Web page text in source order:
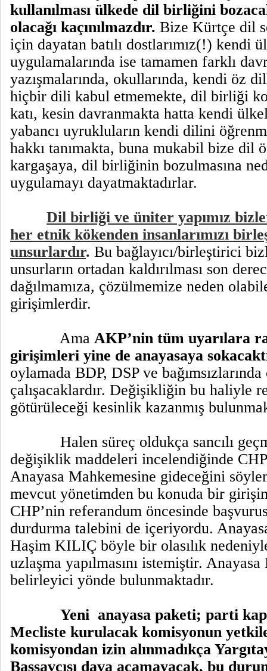
kullanılması ülkede dil birliğini
olacağı kaçınılmazdır. Bize Kürtçe dil
için dayatan batılı dostlarımız(!) kendi
uygulamalarında ise tamamen farklı
yazışmalarında, okullarında, kendi öz
hiçbir dili kabul etmemekte, dil birliği
katı, kesin davranmakta hatta kendi
yabancı uyrukluların kendi dilini
hakkı tanımakta, buna mukabil bize dil
kargaşaya, dil birliğinin bozulmasına
uygulamayı dayatmaktadırlar.
Dil birliği ve üniter yapımız
her etnik kökenden insanlarımızı
unsurlardır. Bu bağlayıcı/birleştirici
unsurların ortadan kaldırılması son
dağılmamıza, çözülmemize neden
girişimlerdir.
Ama AKP’nin tüm uyarılara
girişimleri yine de anayasaya
oylamada BDP, DSP ve
çalışacaklardır. Değişikliğin bu haliyle
götürüleceği kesinlik kazanmış
Halen süreç oldukça sancılı
değişiklik maddeleri incelendiğinde
Anayasa Mahkemesine gideceğini
mevcut yönetimden bu konuda bir
CHP’nin referandum öncesinde
durdurma talebini de içeriyordu.
Haşim KILIÇ böyle bir olasılık
uzlaşma yapılmasını istemiştir.
belirleyici yönde bulunmaktadır.
Yeni anayasa paketi; parti
Mecliste kurulacak komisyonun
komisyondan izin alınmadıkça
Başsavcısı dava açamayacak, bu